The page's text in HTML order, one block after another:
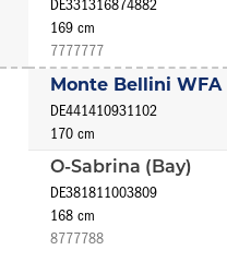
DE331316874882
169 cm
7777777
Monte Bellini WFA
DE441410931102
170 cm
O-Sabrina (Bay)
DE381811003809
168 cm
8777788